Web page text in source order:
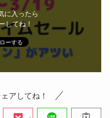
へ
前にアプリに
、チャンスを
に入ったら
してね！
アしてね！